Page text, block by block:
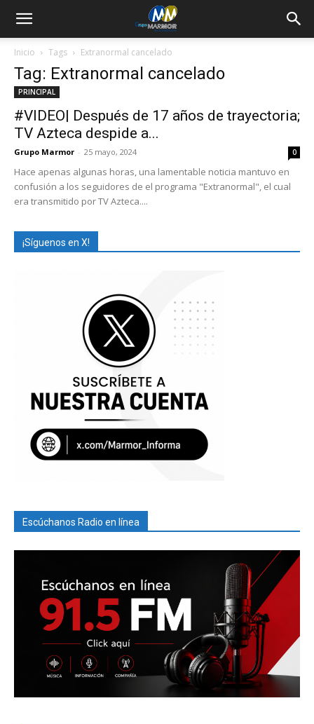
Inicio Tags Extranormal cancelado
Tag: Extranormal cancelado
PRINCIPAL
#VIDEO| Después de 17 años de trayectoria;
TV Azteca despide a...
Grupo Marmor - 25 mayo, 2024 0
Hace apenas algunas horas, una lamentable noticia mantuvo en
confusión a los seguidores de el programa "Extranormal", el cual
era transmitido por TV Azteca....
¡Síguenos en X!
Escúchanos Radio en línea